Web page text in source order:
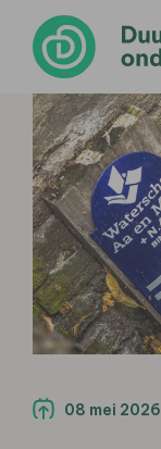
08 mei 2026